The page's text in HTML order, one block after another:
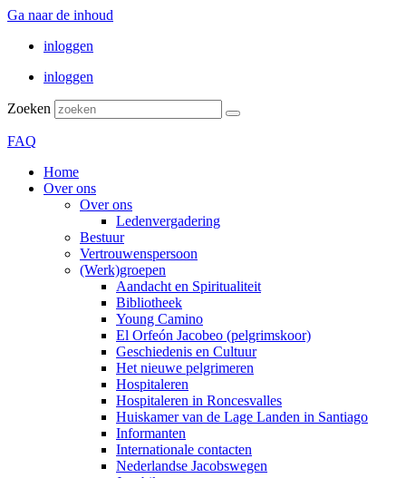
Ga naar de inhoud
inloggen
inloggen
Zoeken
FAQ
Home
Over ons
Over ons
Ledenvergadering
Bestuur
Vertrouwenspersoon
(Werk)groepen
Aandacht en Spiritualiteit
Bibliotheek
Young Camino
El Orfeón Jacobeo (pelgrimskoor)
Geschiedenis en Cultuur
Het nieuwe pelgrimeren
Hospitaleren
Hospitaleren in Roncesvalles
Huiskamer van de Lage Landen in Santiago
Informanten
Internationale contacten
Nederlandse Jacobswegen